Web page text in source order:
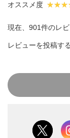
オススメ度
現在、901件のレ
レビューを投稿す